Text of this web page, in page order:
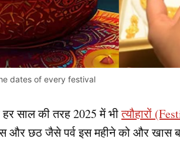
dates of every festival
हर साल की तरह 2025 में भीत्यौहारों
और छठ जैसे पर्व इस महीने को और खास